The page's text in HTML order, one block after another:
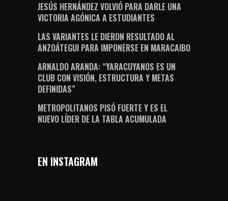
JESÚS HERNÁNDEZ VOLVIÓ PARA DARLE UNA
VICTORIA AGÓNICA A ESTUDIANTES
LAS VARIANTES LE DIERON RESULTADO AL
ANZOÁTEGUI PARA IMPONERSE EN MARACAIBO
ARNALDO ARANDA: “YARACUYANOS ES UN
CLUB CON VISIÓN, ESTRUCTURA Y METAS
DEFINIDAS”
METROPOLITANOS PISÓ FUERTE Y ES EL
NUEVO LÍDER DE LA TABLA ACUMULADA
EN INSTAGRAM